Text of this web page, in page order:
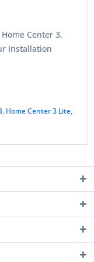
Center 3,
Installation
, Home Center 3 Lite,